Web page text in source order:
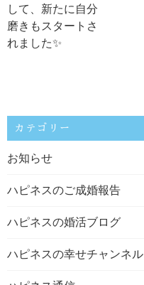
して、新たに自分
磨きもスタートさ
れました✨
カテゴリー
お知らせ
ハピネスのご成婚報告
ハピネスの婚活ブログ
ハピネスの幸せチャンネル